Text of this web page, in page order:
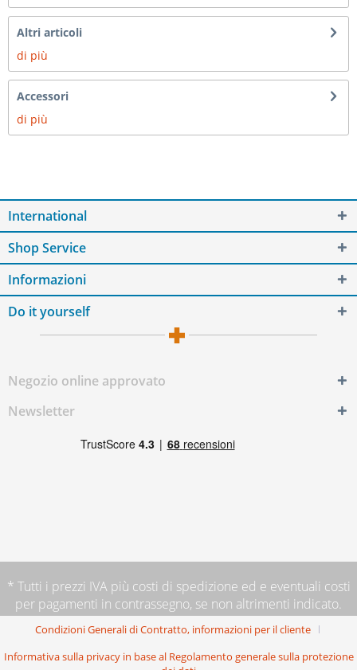
Altri articoli
di più
Accessori
di più
International
Shop Service
Informazioni
Do it yourself
Negozio online approvato
Newsletter
* Tutti i prezzi IVA più costi di spedizione ed e eventuali costi
per pagamenti in contrassegno, se non altrimenti indicato.
Condizioni Generali di Contratto, informazioni per il cliente
Informativa sulla privacy in base al Regolamento generale sulla protezione